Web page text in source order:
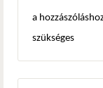
a
szükséges